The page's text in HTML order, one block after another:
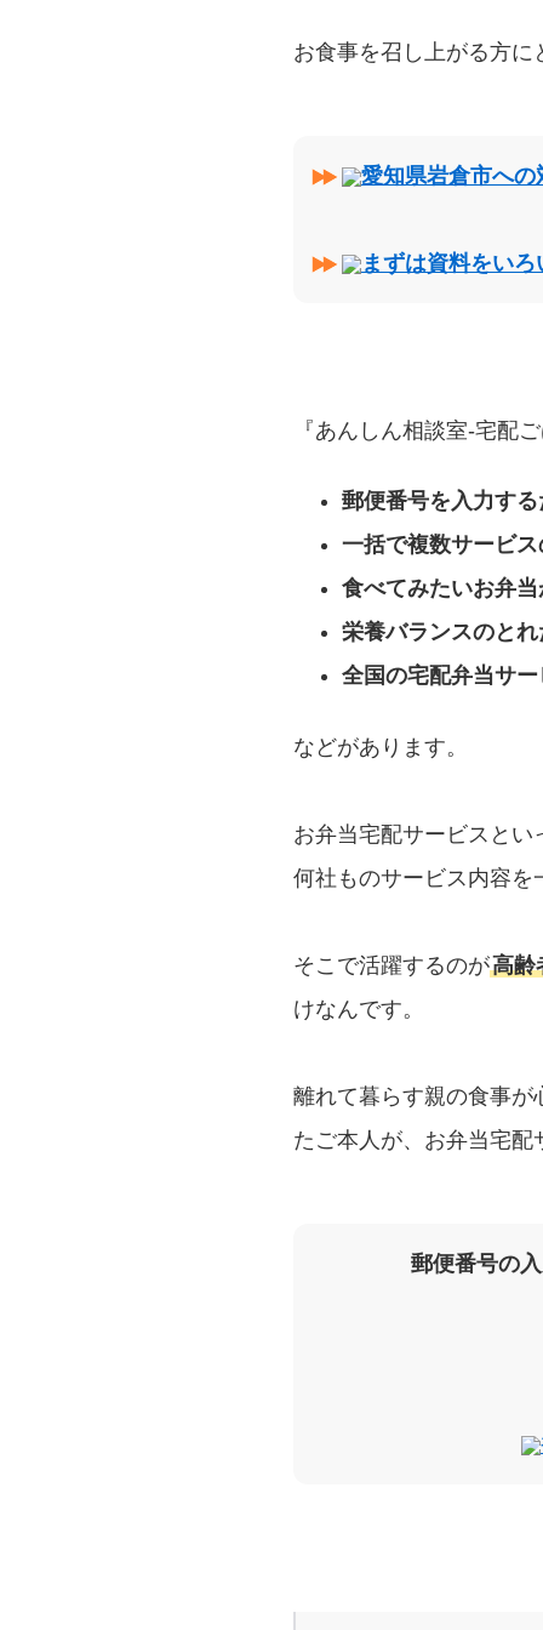
お食事を召し上がる方
愛知県岩倉市へ
まずは資料をい
『あんしん相談室‐宅配
郵便番号を入力す
一括で複数サービ
食べてみたいお弁
栄養バランスのと
全国の宅配弁当サ
などがあります。
お弁当宅配サービスと
何社ものサービス内容を
そこで活躍するのが高齢
けなんです。
離れて暮らす親の食事が
たご本人が、お弁当宅
郵便番号の